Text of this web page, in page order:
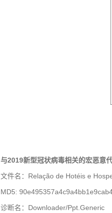
与2019新型冠状病毒相关的宏恶意
文件名： Relação de Hotéis e
MD5:
诊断名： Downloader/Ppt.Generic